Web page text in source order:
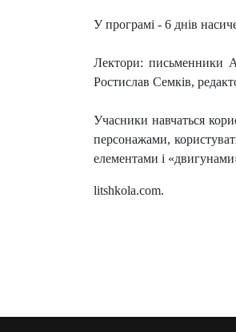
У програмі - 6 днів
Лектори: письменники
Ростислав Семків,
Учасники навчаться
персонажами,
елементами і
litshkola.com.